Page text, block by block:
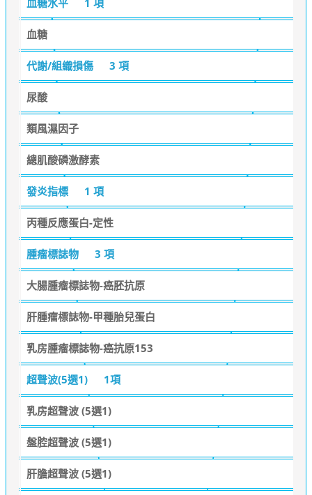
血糖水平 1 項
血糖
代謝/組織損傷 3 項
尿酸
類風濕因子
總肌酸磷激酵素
發炎指標 1 項
丙種反應蛋白-定性
腫瘤標誌物 3 項
大腸腫瘤標誌物-癌胚抗原
肝腫瘤標誌物-甲種胎兒蛋白
乳房腫瘤標誌物-癌抗原153
超聲波(5選1) 1項
乳房超聲波 (5選1)
盤腔超聲波 (5選1)
肝膽超聲波 (5選1)